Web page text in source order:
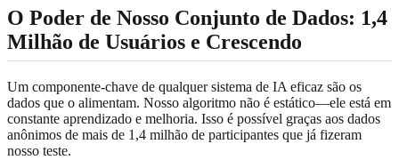
O Poder de Nosso Conjunto de Dados: 1,4
Milhão de Usuários e Crescendo
Um componente-chave de qualquer sistema de IA eficaz são os
dados que o alimentam. Nosso algoritmo não é estático—ele está em
constante aprendizado e melhoria. Isso é possível graças aos dados
anônimos de mais de 1,4 milhão de participantes que já fizeram
nosso teste.